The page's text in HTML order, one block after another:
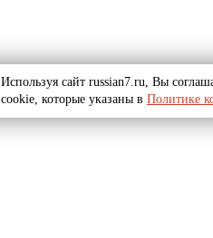
Используя сайт russian7.ru, Вы
cookie, которые указаны в Политике